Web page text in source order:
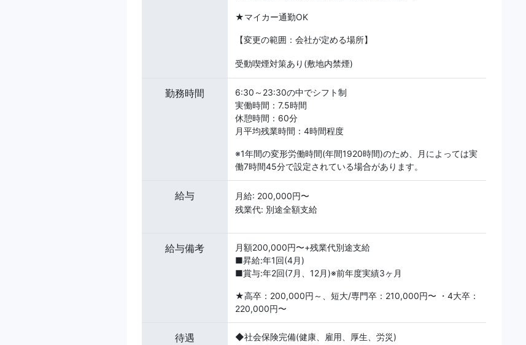
★マイカー通勤OK
【変更の範囲：会社が定める場所】
受動喫煙対策あり(敷地内禁煙)
勤務時間
6:30～23:30の中でシフト制
実働時間：7.5時間
休憩時間：60分
月平均残業時間：4時間程度
※1年間の変形労働時間(年間1920時間)のため、月によっては実
働7時間45分で設定されている場合があります。
給与
月給: 200,000円〜
残業代: 別途全額支給
給与備考
月額200,000円〜+残業代別途支給
■昇給:年1回(4月)
■賞与:年2回(7月、12月)※前年度実績3ヶ月
★高卒：200,000円～、短大/専門卒：210,000円〜 ・4大卒：
220,000円〜
待遇
◆社会保険完備(健康、雇用、厚生、労災)